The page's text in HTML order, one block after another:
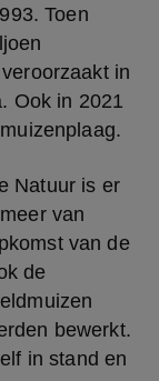
Toen
in
Ook in 2021
Natuur is er
van
van de
de
bewerkt.
in stand en